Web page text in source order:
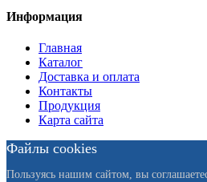
Информация
Главная
Каталог
Доставка и оплата
Контакты
Продукция
Карта сайта
Файлы cookies
Пользуясь нашим сайтом, вы